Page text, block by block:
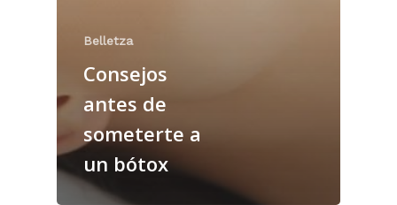
Belletza
Consejos
antes de
someterte a
un bótox